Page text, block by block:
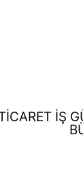
İŞ